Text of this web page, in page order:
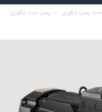
جت پمپ جکوزی > پمپ جت جکوزی